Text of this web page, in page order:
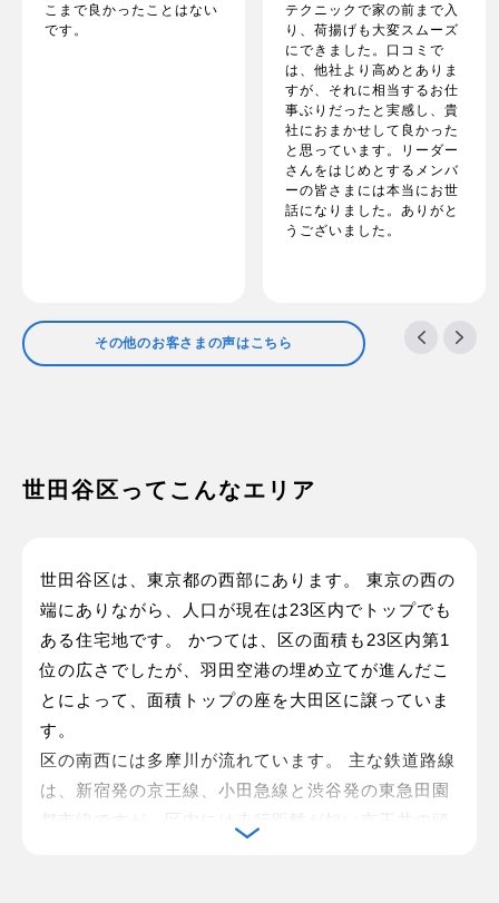
こまで良かったことはない
です。
テクニックで家の前まで入
り、荷揚げも大変スムーズ
にできました。口コミで
は、他社より高めとありま
すが、それに相当するお仕
事ぶりだったと実感し、貴
社におまかせして良かった
と思っています。リーダー
さんをはじめとするメンバ
ーの皆さまには本当にお世
話になりました。ありがと
うございました。
その他のお客さまの声はこちら
世田谷区ってこんなエリア
世田谷区は、東京都の西部にあります。 東京の西の
端にありながら、人口が現在は23区内でトップでも
ある住宅地です。 かつては、区の面積も23区内第1
位の広さでしたが、羽田空港の埋め立てが進んだこ
とによって、面積トップの座を大田区に譲っていま
す。
区の南西には多摩川が流れています。 主な鉄道路線
は、新宿発の京王線、小田急線と渋谷発の東急田園
都市線ですが、区内には走行距離が短い京王井の頭